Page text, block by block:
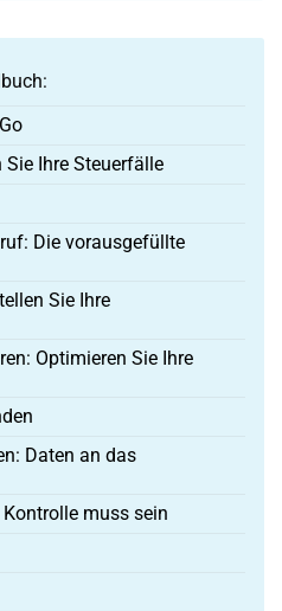
Ihre Steuerfälle
Die vorausgefüllte
Sie Ihre
Optimieren Sie Ihre
Daten an das
muss sein